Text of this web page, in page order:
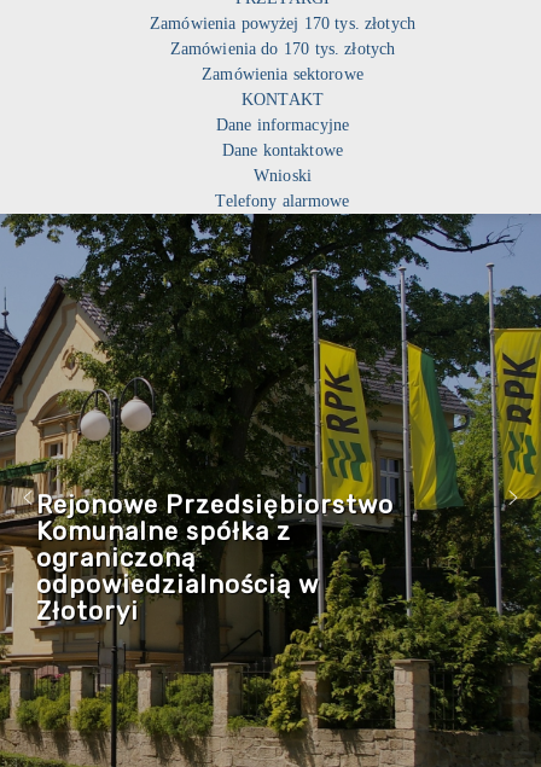
Zamówienia powyżej 170 tys. złotych
Zamówienia do 170 tys. złotych
Zamówienia sektorowe
KONTAKT
Dane informacyjne
Dane kontaktowe
Wnioski
Telefony alarmowe
Rejonowe Przedsiębiorstwo
Komunalne spółka z
ograniczoną
odpowiedzialnością w
Złotoryi